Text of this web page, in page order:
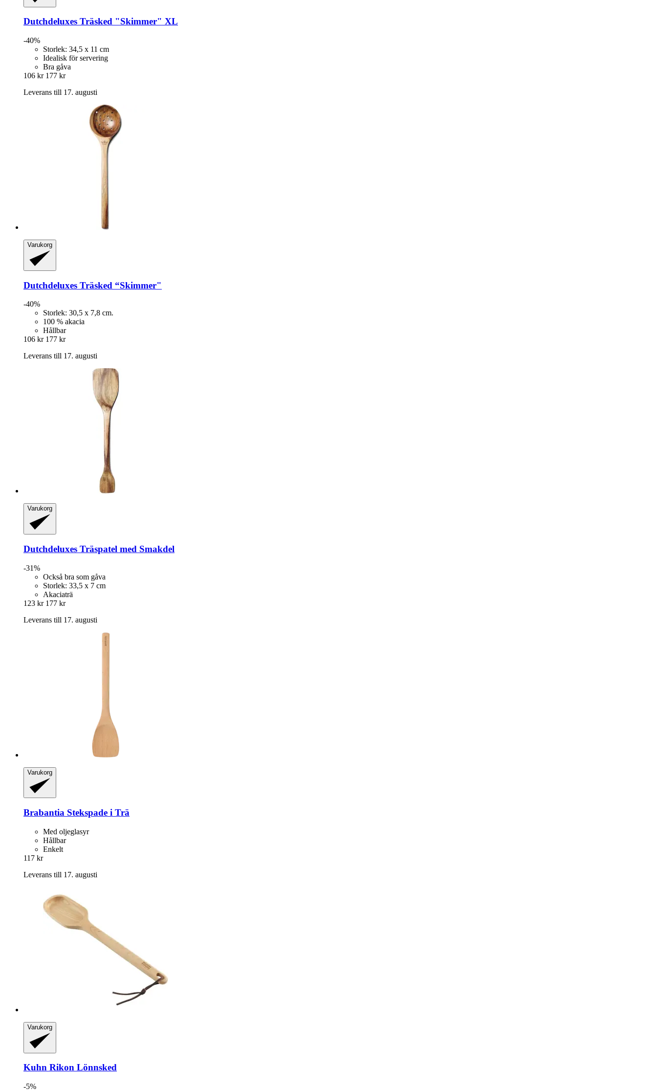
Dutchdeluxes Träsked "Skimmer" XL
-40%
Storlek: 34,5 x 11 cm
Idealisk för servering
Bra gåva
106 kr 177 kr
Leverans till 17. augusti
Varukorg
Dutchdeluxes Träsked “Skimmer"
-40%
Storlek: 30,5 x 7,8 cm.
100 % akacia
Hållbar
106 kr 177 kr
Leverans till 17. augusti
Varukorg
Dutchdeluxes Träspatel med Smakdel
-31%
Också bra som gåva
Storlek: 33,5 x 7 cm
Akaciaträ
123 kr 177 kr
Leverans till 17. augusti
Varukorg
Brabantia Stekspade i Trä
Med oljeglasyr
Hållbar
Enkelt
117 kr
Leverans till 17. augusti
Varukorg
Kuhn Rikon Lönnsked
-5%